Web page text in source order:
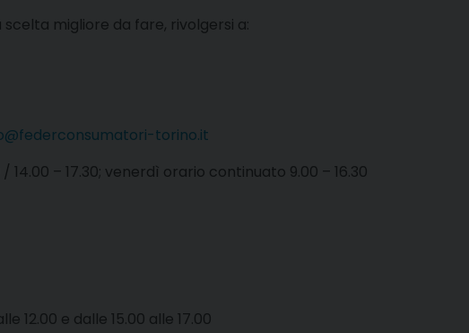
migliore da fare, rivolgersi a:
torino.it
– 17.30; venerdì orario continuato 9.00 – 16.30
12.00 e dalle 15.00 alle 17.00